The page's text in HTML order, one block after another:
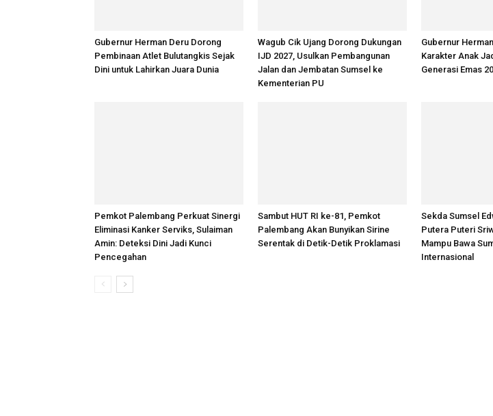
Gubernur Herman Deru Dorong
Pembinaan Atlet Bulutangkis Sejak
Dini untuk Lahirkan Juara Dunia
Wagub Cik Ujang Dorong Dukungan
IJD 2027, Usulkan Pembangunan
Jalan dan Jembatan Sumsel ke
Kementerian PU
Gubernur
Karakter Anak
Generasi Emas
Pemkot Palembang Perkuat Sinergi
Eliminasi Kanker Serviks, Sulaiman
Amin: Deteksi Dini Jadi Kunci
Pencegahan
Sambut HUT RI ke-81, Pemkot
Palembang Akan Bunyikan Sirine
Serentak di Detik-Detik Proklamasi
Sekda Sumsel
Putera Puteri
Mampu Bawa
Internasional